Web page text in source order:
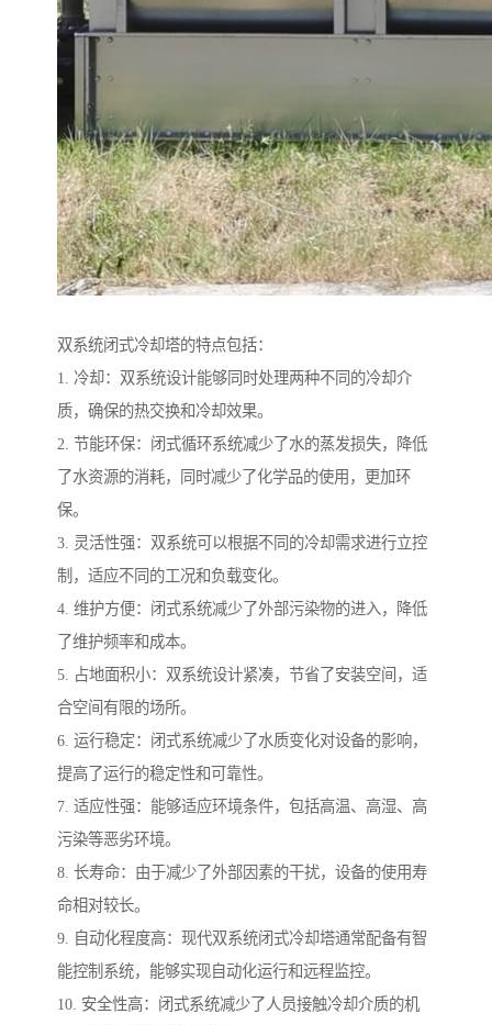
双系统闭式冷却塔的特点包括：
1. 冷却：双系统设计能够同时处理两种不同的冷却介
质，确保的热交换和冷却效果。
2. 节能环保：闭式循环系统减少了水的蒸发损失，降低
了水资源的消耗，同时减少了化学品的使用，更加环
保。
3. 灵活性强：双系统可以根据不同的冷却需求进行立控
制，适应不同的工况和负载变化。
4. 维护方便：闭式系统减少了外部污染物的进入，降低
了维护频率和成本。
5. 占地面积小：双系统设计紧凑，节省了安装空间，适
合空间有限的场所。
6. 运行稳定：闭式系统减少了水质变化对设备的影响，
提高了运行的稳定性和可靠性。
7. 适应性强：能够适应环境条件，包括高温、高湿、高
污染等恶劣环境。
8. 长寿命：由于减少了外部因素的干扰，设备的使用寿
命相对较长。
9. 自动化程度高：现代双系统闭式冷却塔通常配备有智
能控制系统，能够实现自动化运行和远程监控。
10. 安全性高：闭式系统减少了人员接触冷却介质的机